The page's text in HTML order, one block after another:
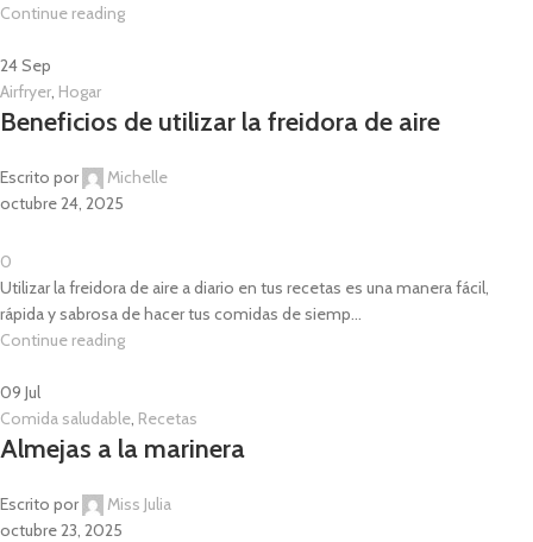
Continue reading
24Sep
Airfryer Hogar
Beneficios de utilizar la freidora de aire
Escrito por
Michelle
octubre 24, 2025
0
Utilizar la freidora de aire a diario en tus recetas es una manera fácil,
rápida y sabrosa de hacer tus comidas de siemp...
Continue reading
09 Jul
Comida saludable Recetas
Almejas a la marinera
Escrito por
Miss Julia
octubre 23, 2025